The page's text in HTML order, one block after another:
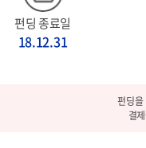
펀딩 종료일
18.12.31
펀딩을
결